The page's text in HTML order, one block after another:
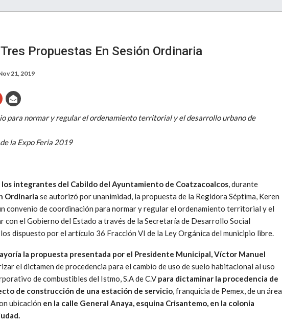
Propuestas En Sesión Ordinaria
21, 2019
para normar y regular el ordenamiento territorial y el desarrollo urbano de
la Expo Feria 2019
los integrantes del Cabildo del Ayuntamiento de Coatzacoalcos, durante
Ordinaria se autorizó por unanimidad, la propuesta de la Regidora Séptima, Keren
convenio de coordinación para normar y regular el ordenamiento territorial y el
con el Gobierno del Estado a través de la Secretaría de Desarrollo Social
los dispuesto por el artículo 36 Fracción VI de la Ley Orgánica del municipio libre.
la propuesta presentada por el Presidente Municipal, Víctor Manuel
el dictamen de procedencia para el cambio de uso de suelo habitacional al uso
de combustibles del Istmo, S.A de C.V para dictaminar la procedencia de
de construcción de una estación de servicio, franquicia de Pemex, de un área
ubicación en la calle General Anaya, esquina Crisantemo, en la colonia